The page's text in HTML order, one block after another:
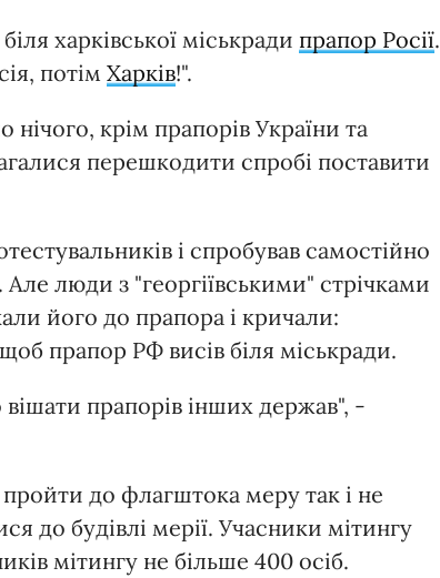
харківської міськради прапор Росії.
потім Харків!".
крім прапорів України та
перешкодити спробі поставити
і спробував самостійно
люди з "георгіївськими" стрічками
його до прапора і кричали:
прапор РФ висів біля міськради.
вішати прапорів інших держав", -
пройти до флагштока меру так і не
до будівлі мерії. Учасники мітингу
мітингу не більше 400 осіб.